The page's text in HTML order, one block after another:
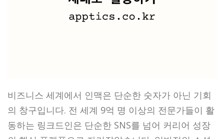
비즈니스 세계에서 인맥은 단순한 숫자가 아닌 기회
의 창구입니다. 전 세계 9억 명 이상의 전문가들이 활
동하는 링크드인은 단순한 SNS를 넘어 커리어 성장